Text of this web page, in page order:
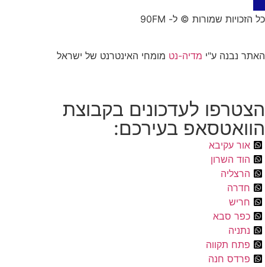
כל הזכויות שמורות © ל- 90FM
האתר נבנה ע"י מדיה-נט מומחי האינטרנט של ישראל
הצטרפו לעדכונים בקבוצת
הוואטסאפ בעירכם:
אור עקיבא
הוד השרון
הרצליה
חדרה
חריש
כפר סבא
נתניה
פתח תקווה
פרדס חנה